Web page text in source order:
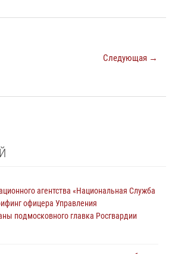
Следующая →
агентства «Национальная Служба
офицера Управления
подмосковного главка Росгвардии